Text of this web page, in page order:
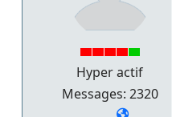
Hyper actif
Messages: 2320